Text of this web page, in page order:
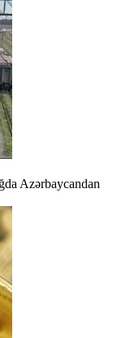
Azərbaycandan